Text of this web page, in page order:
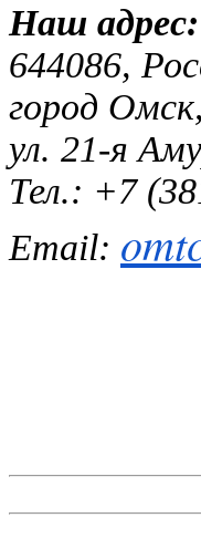
644086,
город Омск,
ул. 21-я
Тел.: +7
Email: